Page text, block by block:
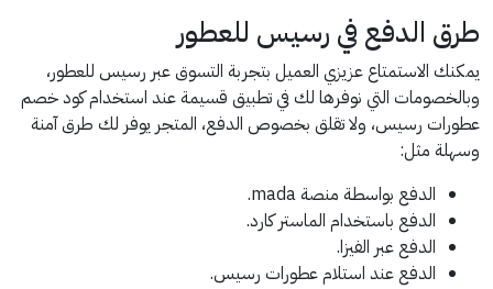
طرق الدفع في رسيس للعطور
يمكنك الاستمتاع عزيزي العميل بتجربة التسوق عبر رسيس للعطور،
وبالخصومات التي نوفرها لك في تطبيق قسيمة عند استخدام كود خصم
عطورات رسيس، ولا تقلق بخصوص الدفع، المتجر يوفر لك طرق آمنة
وسهلة مثل:
الدفع بواسطة منصة mada.
الدفع باستخدام الماستر كارد.
الدفع عبر الفيزا.
الدفع عند استلام عطورات رسيس.